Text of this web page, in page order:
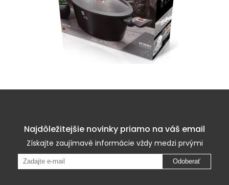
Najdôležitejšie novinky priamo na váš email
Získajte zaujímavé informácie vždy medzi prvými
Odoberať